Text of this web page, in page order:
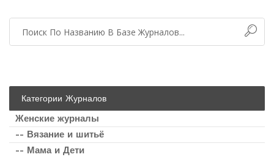
Категории Журналов
Женские журналы
-- Вязание и шитьё
-- Мама и Дети